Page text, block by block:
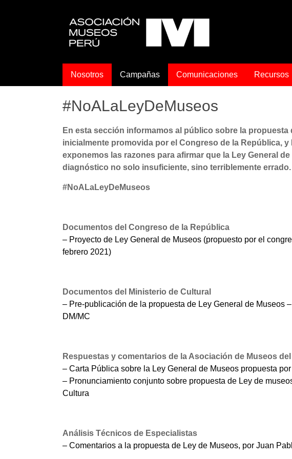
Asociación
de
Museos
del
Perú
Peruanos
Nosotros Campañas Comunicaciones Recursos
#NoALaLeyDeMuseos
En esta sección informamos al público sobre la propuesta
inicialmente promovida por el Congreso de la República,
exponemos las razones para afirmar que la Ley General
diagnóstico no solo insuficiente, sino terriblemente errado.
#NoALaLeyDeMuseos
Documentos del Congreso de la República
– Proyecto de Ley General de Museos (propuesto por el
febrero 2021)
Documentos del Ministerio de Cultural
– Pre-publicación de la propuesta de Ley General de Museos
DM/MC
Respuestas y comentarios de la Asociación de Museos
– Carta Pública sobre la Ley General de Museos propuesta
– Pronunciamiento conjunto sobre propuesta de Ley de
Cultura
Análisis Técnicos de Especialistas
– Comentarios a la propuesta de Ley de Museos, por Juan